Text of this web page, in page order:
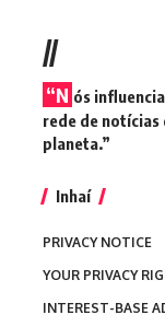
//
“N ós
rede de notícias
planeta.”
Inhaí
PRIVACY NOTICE
YOUR PRIVACY
INTEREST-BASE